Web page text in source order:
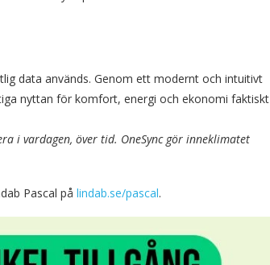
data används. Genom ett modernt och intuitivt
nyttan för komfort, energi och ekonomi faktiskt
i vardagen, över tid. OneSync gör inneklimatet
Pascal på lindab.se/pascal.